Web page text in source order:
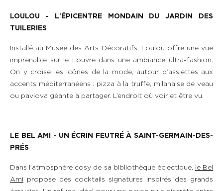
LOULOU - L'ÉPICENTRE MONDAIN DU JARDIN DES
TUILERIES
Installé au Musée des Arts Décoratifs, Loulou offre une vue
imprenable sur le Louvre dans une ambiance ultra-fashion.
On y croise les icônes de la mode, autour d’assiettes aux
accents méditerranéens : pizza à la truffe, milanaise de veau
ou pavlova géante à partager. L’endroit où voir et être vu.
LE BEL AMI - UN ÉCRIN FEUTRÉÀ SAINT-GERMAIN-DES-
PRÉS
Dans l’atmosphère cosy de sa bibliothèque éclectique,
le Bel
Ami propose des cocktails signatures inspirés des grands